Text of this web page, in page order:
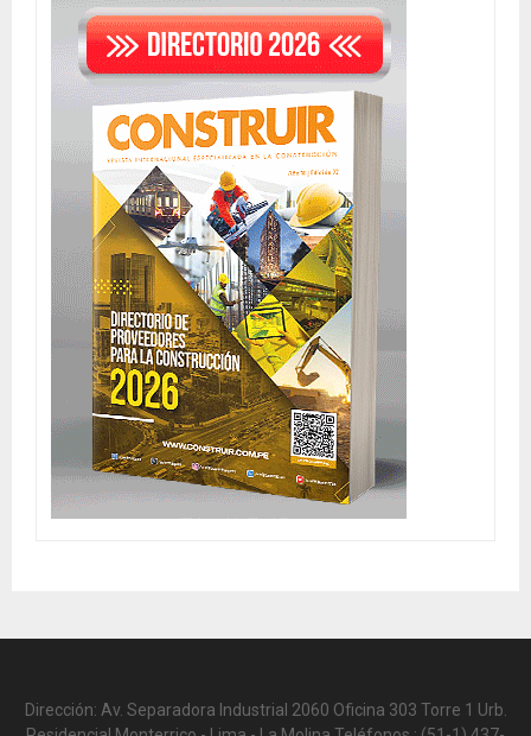
Dirección: Av. Separadora Industrial 2060 Oficina 303 Torre 1 Urb.